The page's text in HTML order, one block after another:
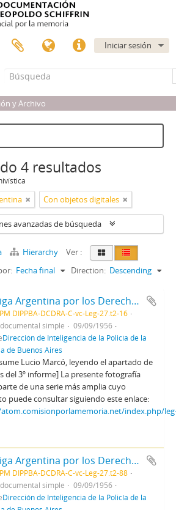
Iniciar sesión
y Archivo
4 resultados
Con objetos digitales
avanzadas de búsqueda
Hierarchy
Ver :
Fecha final Direction: Descending
16 – Liga Argentina por los Derechos del Hombre - Asamblea gral. de filiales y conferencia
DIPPBA-DCDRA-C-vc-Leg-27.t2-16
simple
09/09/1956
Dirección de Inteligencia de la Policía de la
de Buenos Aires
Lucio Marcó, leyendo el apartado de
del 3º informe] La presente fotografía
de una serie más amplia cuyo
puede consultar siguiendo este enlace:
index.php/
88 – Liga Argentina por los Derechos del Hombre - Asamblea gral. de filiales y conferencia
DIPPBA-DCDRA-C-vc-Leg-27.t2-88
simple
09/09/1956
Dirección de Inteligencia de la Policía de la